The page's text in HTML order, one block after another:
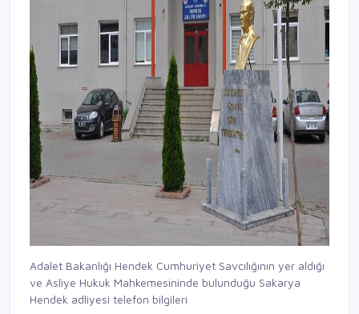
Adalet Bakanlığı Hendek Cumhuriyet Savcılığının yer aldığı
ve Asliye Hukuk Mahkemesininde bulunduğu Sakarya
Hendek adliyesi telefon bilgileri